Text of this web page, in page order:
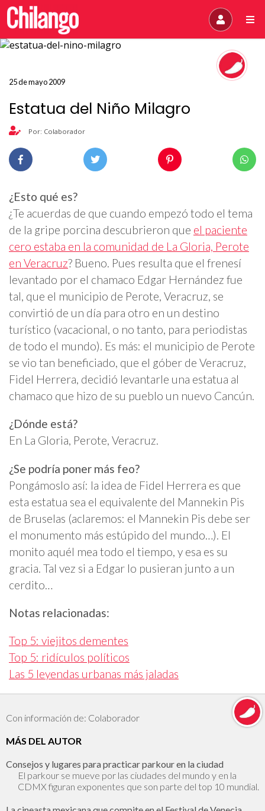
25 de mayo 2009
Estatua del Niño Milagro
Por: Colaborador
¿Esto qué es?
¿Te acuerdas de que cuando empezó todo el tema
de la gripe porcina descubrieron que el paciente
cero estaba en la comunidad de La Gloria, Perote
en Veracruz? Bueno. Pues resulta que el frenesí
levantado por el chamaco Edgar Hernández fue
tal, que el municipio de Perote, Veracruz, se
convirtió de un día para otro en un destino
turístico (vacacional, o no tanto, para periodistas
de todo el mundo). Es más: el municipio de Perote
se vio tan beneficiado, que el góber de Veracruz,
Fidel Herrera, decidió levantarle una estatua al
chamaco que hizo de su pueblo un nuevo Cancún.
¿Dónde está?
En La Gloria, Perote, Veracruz.
¿Se podría poner más feo?
Pongámoslo así: la idea de Fidel Herrera es que
esta estatua sea el equivalente del Mannekin Pis
de Bruselas (aclaremos: el Mannekin Pis debe ser
el monumento más estúpido del mundo…). El
monito aquél mea todo el tiempo, y esa es su
gracia. Tal vez si a Edgar lo pusieran junto a un
cerdito…
Notas relacionadas:
Top 5: viejitos dementes
Top 5: ridículos políticos
Las 5 leyendas urbanas más jaladas
Con información de: Colaborador
MÁS DEL AUTOR
Consejos y lugares para practicar parkour en la ciudad
El parkour se mueve por las ciudades del mundo y en la
CDMX figuran exponentes que son parte del top 10 mundial.